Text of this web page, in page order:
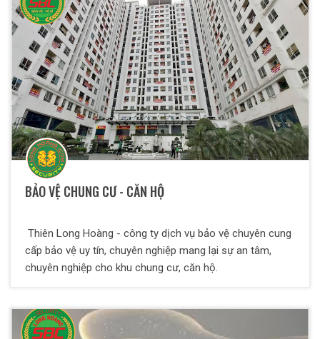
BẢO VỆ CHUNG CƯ - CĂN HỘ
Thiên Long Hoàng - công ty dịch vụ bảo vệ chuyên cung
cấp bảo vệ uy tín, chuyên nghiệp mang lại sự an tâm,
chuyên nghiệp cho khu chung cư, căn hộ.